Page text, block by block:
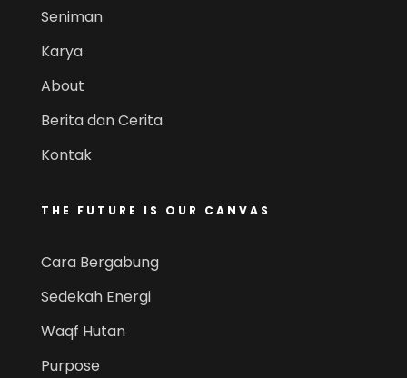
Seniman
Karya
About
Berita dan Cerita
Kontak
THE FUTURE IS OUR CANVAS
Cara Bergabung
Sedekah Energi
Waqf Hutan
Purpose